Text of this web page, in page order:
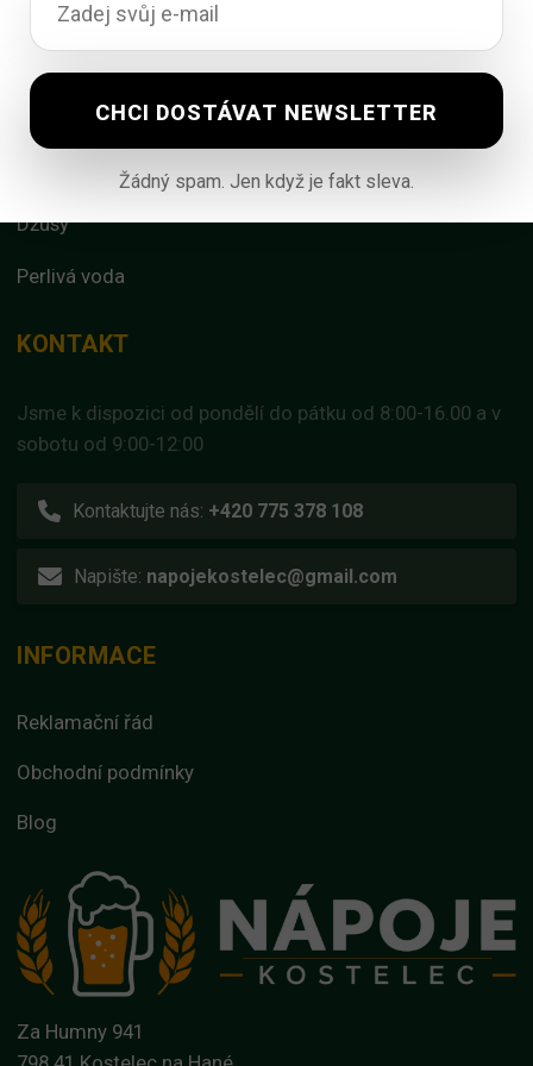
Džusy
Perlivá voda
KONTAKT
Jsme k dispozici od pondělí do pátku od 8:00-16.00 a v
sobotu od 9:00-12:00
Kontaktujte nás: +420 775 378 108
Napište: napojekostelec@gmail.com
INFORMACE
Reklamační řád
Obchodní podmínky
Blog
Za Humny 941
Žádný spam. Jen když je fakt sleva.